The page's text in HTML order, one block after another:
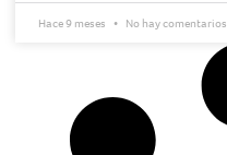
Hace 9 meses No hay comentarios